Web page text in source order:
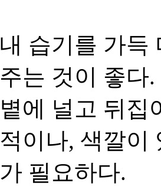
습기를 가득
는 것이 좋
에 널고 뒤집
이나, 색깔이
필요하다.